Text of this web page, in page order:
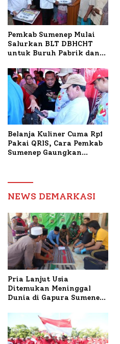
Pemkab Sumenep Mulai
Salurkan BLT DBHCHT
untuk Buruh Pabrik dan
Belanja Kuliner Cuma Rp1
Pakai QRIS, Cara Pemkab
Sumenep Gaungkan
NEWS DEMARKASI
Pria Lanjut Usia
Ditemukan Meninggal
Dunia di Gapura Sumenep,